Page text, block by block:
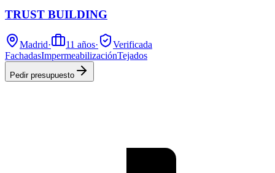
TRUST BUILDING
Madrid· 11 años·
Verificada
FachadasImpermeabilizaciónTejados
Pedir presupuesto